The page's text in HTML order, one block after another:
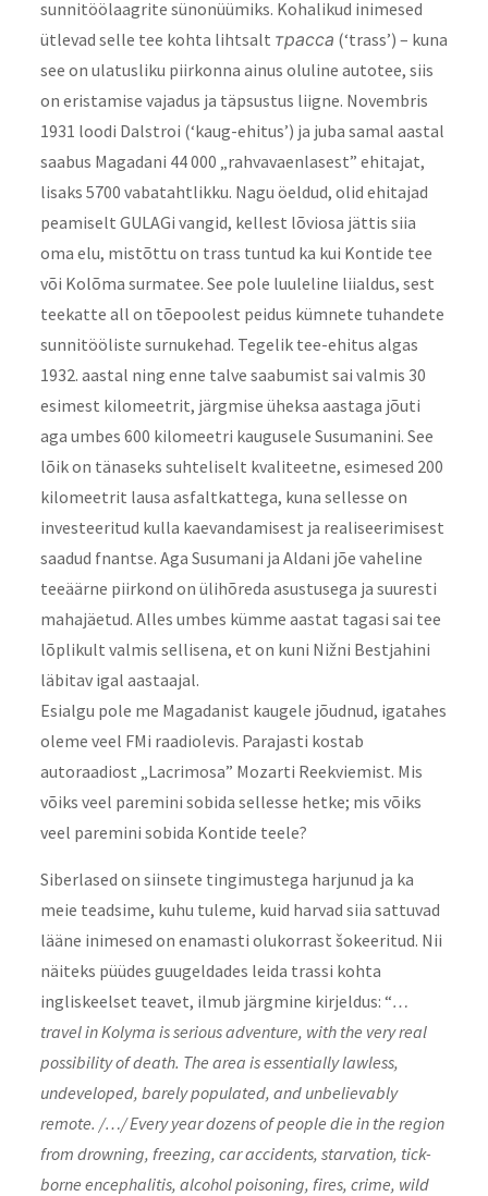
sunnitöölaagrite sünonüümiks. Kohalikud inimesed
ütlevad selle tee kohta lihtsalt трасса (‘trass’) – kuna
see on ulatusliku piirkonna ainus oluline autotee, siis
on eristamise vajadus ja täpsustus liigne. Novembris
1931 loodi Dalstroi (‘kaug-ehitus’) ja juba samal aastal
saabus Magadani 44 000 „rahvavaenlasest” ehitajat,
lisaks 5700 vabatahtlikku. Nagu öeldud, olid ehitajad
peamiselt GULAGi vangid, kellest lõviosa jättis siia
oma elu, mistõttu on trass tuntud ka kui Kontide tee
või Kolõma surmatee. See pole luuleline liialdus, sest
teekatte all on tõepoolest peidus kümnete tuhandete
sunnitööliste surnukehad. Tegelik tee-ehitus algas
1932. aastal ning enne talve saabumist sai valmis 30
esimest kilomeetrit, järgmise üheksa aastaga jõuti
aga umbes 600 kilomeetri kaugusele Susumanini. See
lõik on tänaseks suhteliselt kvaliteetne, esimesed 200
kilomeetrit lausa asfaltkattega, kuna sellesse on
investeeritud kulla kaevandamisest ja realiseerimisest
saadud fnantse. Aga Susumani ja Aldani jõe vaheline
teeäärne piirkond on ülihõreda asustusega ja suuresti
mahajäetud. Alles umbes kümme aastat tagasi sai tee
lõplikult valmis sellisena, et on kuni Nižni Bestjahini
läbitav igal aastaajal.
Esialgu pole me Magadanist kaugele jõudnud, igatahes
oleme veel FMi raadiolevis. Parajasti kostab
autoraadiost „Lacrimosa” Mozarti Reekviemist. Mis
võiks veel paremini sobida sellesse hetke; mis võiks
veel paremini sobida Kontide teele?
Siberlased on siinsete tingimustega harjunud ja ka
meie teadsime, kuhu tuleme, kuid harvad siia sattuvad
lääne inimesed on enamasti olukorrast šokeeritud. Nii
näiteks püüdes guugeldades leida trassi kohta
ingliskeelset teavet, ilmub järgmine kirjeldus: “…
travel in Kolyma is serious adventure, with the very real
possibility of death. The area is essentially lawless,
undeveloped, barely populated, and unbelievably
remote. /…/ Every year dozens of people die in the region
from drowning, freezing, car accidents, starvation, tick-
borne encephalitis, alcohol poisoning, fires, crime, wild